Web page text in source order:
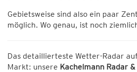
Gebietsweise sind also ein paar
möglich. Wo genau, ist noch
Das detaillierteste Wetter-Radar
Markt: unsere Kachelmann Radar